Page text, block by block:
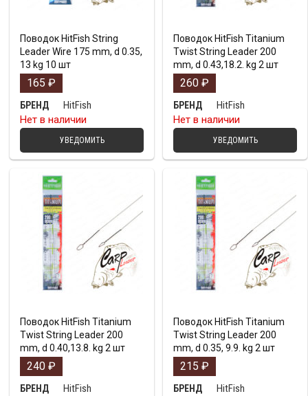
Поводок HitFish String
Leader Wire 175 mm, d 0.35,
13 kg 10 шт
165 ₽
БРЕНД
HitFish
Нет в наличии
УВЕДОМИТЬ
Поводок HitFish Titanium
Twist String Leader 200
mm, d 0.43,18.2. kg 2 шт
260 ₽
БРЕНД
HitFish
Нет в наличии
УВЕДОМИТЬ
Поводок HitFish Titanium
Twist String Leader 200
mm, d 0.40,13.8. kg 2 шт
240 ₽
БРЕНД
HitFish
Поводок HitFish Titanium
Twist String Leader 200
mm, d 0.35, 9.9. kg 2 шт
215 ₽
БРЕНД
HitFish